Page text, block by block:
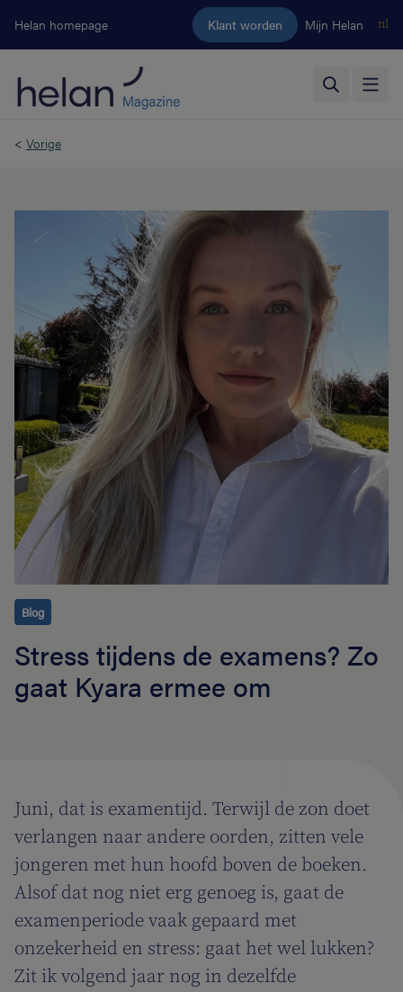
Ga naar de hoofdinhoud
Helan homepage Klant worden Mijn Helan nl
< Vorige
Blog
Stress tijdens de examens? Zo
gaat Kyara ermee om
Juni, dat is examentijd. Terwijl de zon doet
verlangen naar andere oorden, zitten vele
jongeren met hun hoofd boven de boeken.
Alsof dat nog niet erg genoeg is, gaat de
examenperiode vaak gepaard met
onzekerheid en stress: gaat het wel lukken?
Zit ik volgend jaar nog in dezelfde